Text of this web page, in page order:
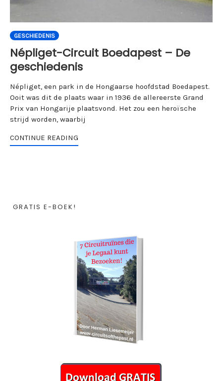
GESCHIEDENIS
Népliget-Circuit Boedapest – De
geschiedenis
Népliget, een park in de Hongaarse hoofdstad Boedapest.
Ooit was dit de plaats waar in 1936 de allereerste Grand
Prix van Hongarije plaatsvond. Het zou een heroïsche
strijd worden, waarbij
CONTINUE READING
GRATIS E-BOEK!